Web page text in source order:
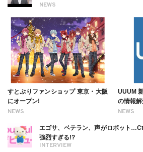
NEWS
NEWS
すとぷりファンショップ 東京・大阪
にオープン!
NEWS
UUUM
の情報
INTERVIEW
エゴサ、ベテラン、声がロボット
強烈すぎる!?